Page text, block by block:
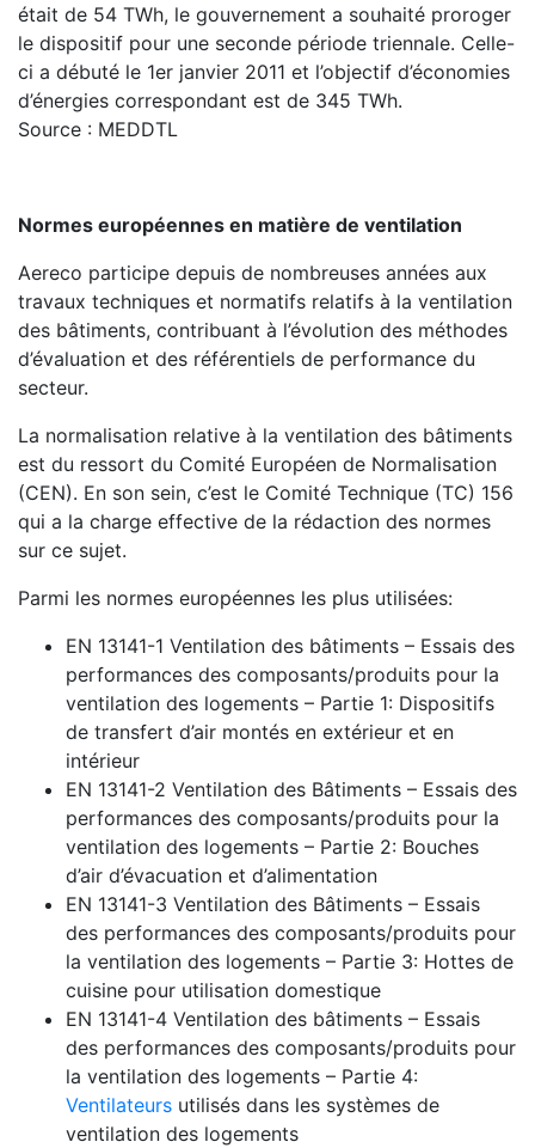
était de 54 TWh, le gouvernement a souhaité proroger
le dispositif pour une seconde période triennale. Celle-
ci a débuté le 1er janvier 2011 et l’objectif d’économies
d’énergies correspondant est de 345 TWh.
Source : MEDDTL
Normes européennes en matière de ventilation
Aereco participe depuis de nombreuses années aux
travaux techniques et normatifs relatifs à la ventilation
des bâtiments, contribuant à l’évolution des méthodes
d’évaluation et des référentiels de performance du
secteur.
La normalisation relative à la ventilation des bâtiments
est du ressort du Comité Européen de Normalisation
(CEN). En son sein, c’est le Comité Technique (TC) 156
qui a la charge effective de la rédaction des normes
sur ce sujet.
Parmi les normes européennes les plus utilisées:
EN 13141-1 Ventilation des bâtiments – Essais des
performances des composants/produits pour la
ventilation des logements – Partie 1: Dispositifs
de transfert d’air montés en extérieur et en
intérieur
EN 13141-2 Ventilation des Bâtiments – Essais des
performances des composants/produits pour la
ventilation des logements – Partie 2: Bouches
d’air d’évacuation et d’alimentation
EN 13141-3 Ventilation des Bâtiments – Essais
des performances des composants/produits pour
la ventilation des logements – Partie 3: Hottes de
cuisine pour utilisation domestique
EN 13141-4 Ventilation des bâtiments – Essais
des performances des composants/produits pour
la ventilation des logements – Partie 4:
Ventilateurs utilisés dans les systèmes de
ventilation des logements